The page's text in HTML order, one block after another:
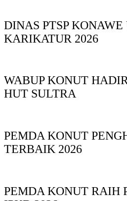
DINAS PTSP KONAWE
KARIKATUR 2026
WABUP KONUT
HUT SULTRA
PEMDA KONUT
TERBAIK 2026
PEMDA KONUT RAIH